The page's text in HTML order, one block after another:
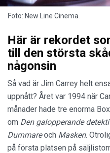
Foto: New Line Cinema.
Här är rekordet
till den största
någonsin
Så vad är Jim Carrey helt
uppnått? Året var 1994 när
månader hade tre enorma
om Den galopperande
Dummareoch Masken.
på första platsen på